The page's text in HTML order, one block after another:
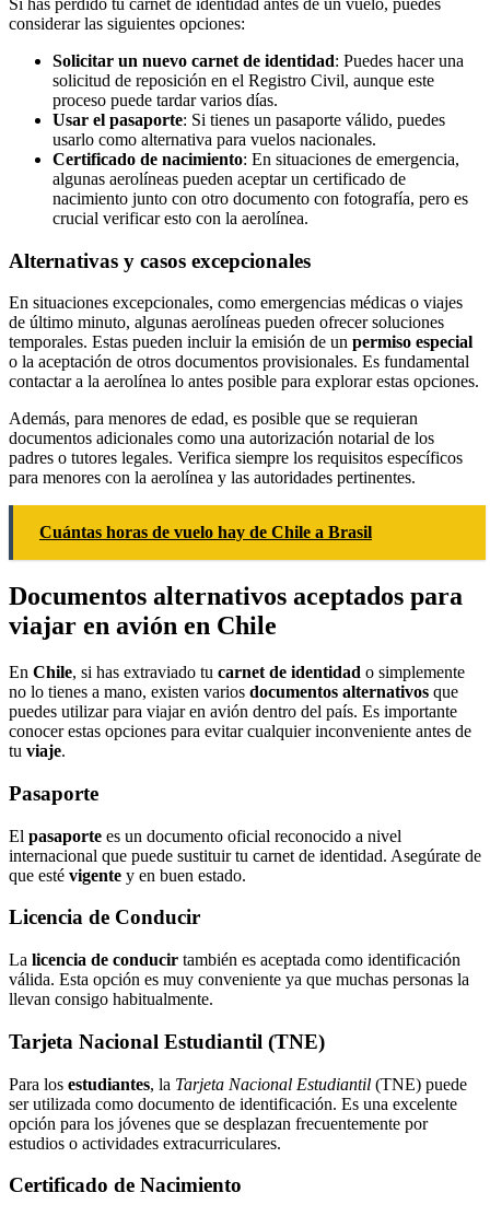
Si has perdido tu carnet de identidad antes de un vuelo, puedes
considerar las siguientes opciones:
Solicitar un nuevo carnet de identidad: Puedes hacer una
solicitud de reposición en el Registro Civil, aunque este
proceso puede tardar varios días.
Usar el pasaporte: Si tienes un pasaporte válido, puedes
usarlo como alternativa para vuelos nacionales.
Certificado de nacimiento: En situaciones de emergencia,
algunas aerolíneas pueden aceptar un certificado de
nacimiento junto con otro documento con fotografía, pero es
crucial verificar esto con la aerolínea.
Alternativas y casos excepcionales
En situaciones excepcionales, como emergencias médicas o viajes
de último minuto, algunas aerolíneas pueden ofrecer soluciones
temporales. Estas pueden incluir la emisión de un permiso especial
o la aceptación de otros documentos provisionales. Es fundamental
contactar a la aerolínea lo antes posible para explorar estas opciones.
Además, para menores de edad, es posible que se requieran
documentos adicionales como una autorización notarial de los
padres o tutores legales. Verifica siempre los requisitos específicos
para menores con la aerolínea y las autoridades pertinentes.
Cuántas horas de vuelo hay de Chile a Brasil
Documentos alternativos aceptados para
viajar en avión en Chile
En Chile, si has extraviado tu carnet de identidad o simplemente
no lo tienes a mano, existen varios documentos alternativos que
puedes utilizar para viajar en avión dentro del país. Es importante
conocer estas opciones para evitar cualquier inconveniente antes de
tu viaje.
Pasaporte
El pasaporte es un documento oficial reconocido a nivel
internacional que puede sustituir tu carnet de identidad. Asegúrate de
que esté vigente y en buen estado.
Licencia de Conducir
La licencia de conducir también es aceptada como identificación
válida. Esta opción es muy conveniente ya que muchas personas la
llevan consigo habitualmente.
Tarjeta Nacional Estudiantil (TNE)
Para los estudiantes, la Tarjeta Nacional Estudiantil (TNE) puede
ser utilizada como documento de identificación. Es una excelente
opción para los jóvenes que se desplazan frecuentemente por
estudios o actividades extracurriculares.
Certificado de Nacimiento